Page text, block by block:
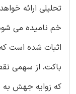
تحلیلی ارائه
خم نامیده می
اثبات شده است
باکت، از سهمی
که زوایه جهش